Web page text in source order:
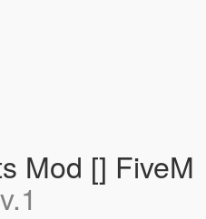
Mod [] FiveM
v.1